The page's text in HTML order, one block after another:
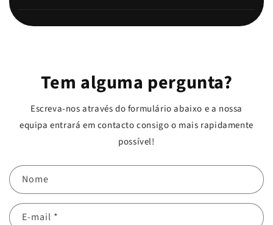
Tem alguma pergunta?
Escreva-nos através do formulário abaixo e a nossa
equipa entrará em contacto consigo o mais rapidamente
possível!
Nome
E-mail *